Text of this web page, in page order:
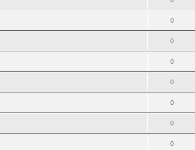
0
0
0
0
0
0
0